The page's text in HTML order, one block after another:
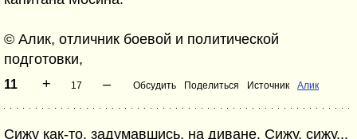
© Алик, отличник боевой и политической
подготовки,
11 + 17 – Обсудить Поделиться Источник Алик
Сижу как-то, задумавшись, на диване. Сижу, сижу...